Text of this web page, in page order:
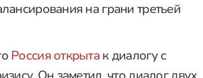
на грани третьей
Россия открыта к диалогу с